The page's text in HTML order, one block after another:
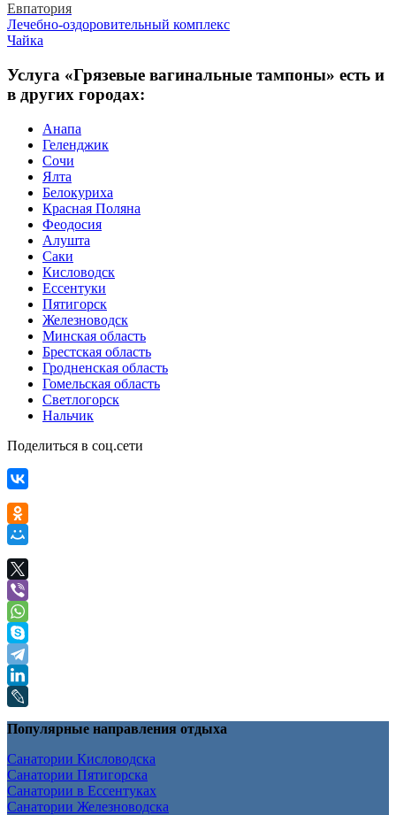
Евпатория
Лечебно-оздоровительный комплекс
Чайка
Услуга «Грязевые вагинальные тампоны» есть и
в других городах:
Анапа
Геленджик
Сочи
Ялта
Белокуриха
Красная Поляна
Феодосия
Алушта
Саки
Кисловодск
Ессентуки
Пятигорск
Железноводск
Минская область
Брестская область
Гродненская область
Гомельская область
Светлогорск
Нальчик
Поделиться в соц.сети
Популярные направления отдыха
Санатории Кисловодска
Санатории Пятигорска
Санатории в Ессентуках
Санатории Железноводска